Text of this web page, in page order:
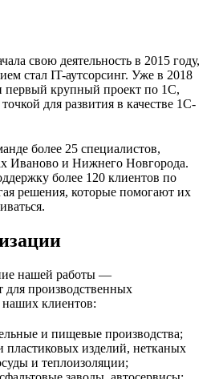
свою деятельность в 2015 году,
стал IT-аутсорсинг. Уже в 2018
первый крупный проект по 1С,
для развития в качестве 1С-
более 25 специалистов,
Иваново и Нижнего Новгорода.
более 120 клиентов по
решения, которые помогают их
нашей работы —
для производственных
клиентов:
и пищевые производства;
пластиковых изделий, нетканых
и теплоизоляции;